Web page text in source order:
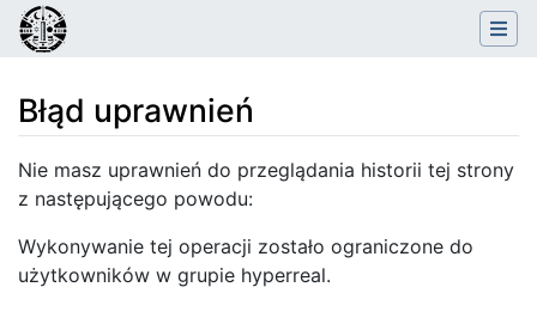
Błąd uprawnień
Skocz do: nawigacja,szukaj
Nie masz uprawnień do przeglądania historii tej strony
z następującego powodu:
Wykonywanie tej operacji zostało ograniczone do
użytkowników w grupie hyperreal.